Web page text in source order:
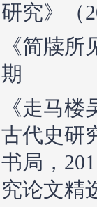
研究》（
《简牍
期
《走马
古代史研
书局，
究论文精